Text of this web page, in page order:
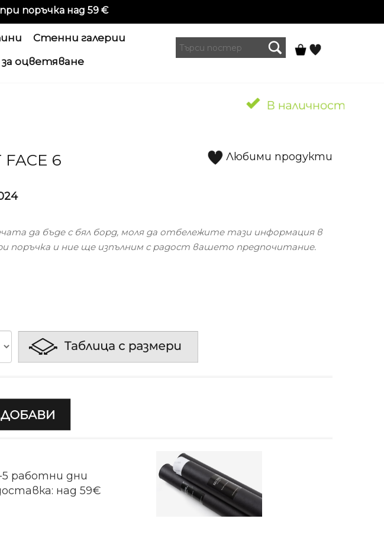
поръчка над 59 €
Стенни галерии
оцветяване
FACE 6 Любими продукти
да бъде с бял борд, моля да отбележите тази информация в
поръчка и ние ще изпълним с радост вашето предпочитание.
работни дни
над 59€